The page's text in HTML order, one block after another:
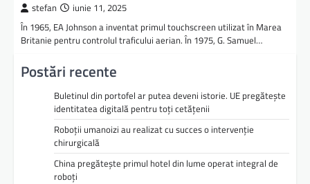
stefan iunie 11, 2025
În 1965, EA Johnson a inventat primul touchscreen utilizat în Marea
Britanie pentru controlul traficului aerian. În 1975, G. Samuel…
Postări recente
Buletinul din portofel ar putea deveni istorie. UE pregătește
identitatea digitală pentru toți cetățenii
Roboții umanoizi au realizat cu succes o intervenție
chirurgicală
China pregătește primul hotel din lume operat integral de
roboți